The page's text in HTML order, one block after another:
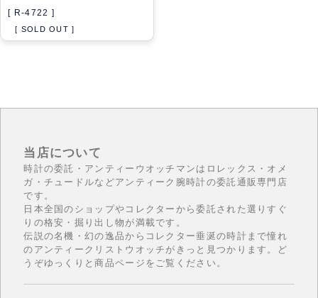
[ R-4722 ]
[ SOLD OUT ]
当店について
時計の委託・アンティーウオッチマンはロレックス・オメ
ガ・チュードルなどアンティーク腕時計の委託通販専門店
です。
日本全国のショップやコレクターから委託された選りすぐ
りの格安・掘り出し物が満載です。
伝説の名機・幻の逸品からコレクター垂涎の時計まで憧れ
のアンティークリストウオッチがきっと見つかります。ど
うぞゆっくりと商品ページをご覧ください。